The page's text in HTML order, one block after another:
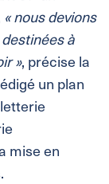
« nous devions
à
», précise la
un plan
mise en